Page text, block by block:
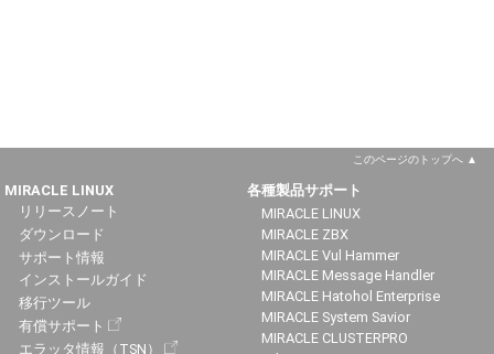
このページのトップへ
MIRACLE LINUX
リリースノート
ダウンロード
サポート情報
インストールガイド
移行ツール
有償サポート
エラッタ情報（TSN）
各種製品サポート
MIRACLE LINUX
MIRACLE ZBX
MIRACLE Vul Hammer
MIRACLE Message Handler
MIRACLE Hatohol Enterprise
MIRACLE System Savior
MIRACLE CLUSTERPRO